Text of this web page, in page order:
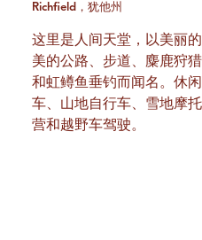
Richfield，犹他州
这里是人间天堂，以美丽
美的公路、步道、麋鹿狩
和虹鳟鱼垂钓而闻名。休
车、山地自行车、雪地摩
营和越野车驾驶。